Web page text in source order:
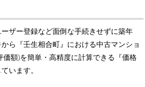
ザー登録など面倒な手続きせずに築年
ら『壬生相合町』における中古マンショ
価額)を簡単・高精度に計算できる『価格
います。